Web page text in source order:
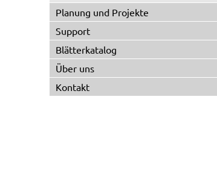
Planung und Projekte
Support
Blätterkatalog
Über uns
Kontakt